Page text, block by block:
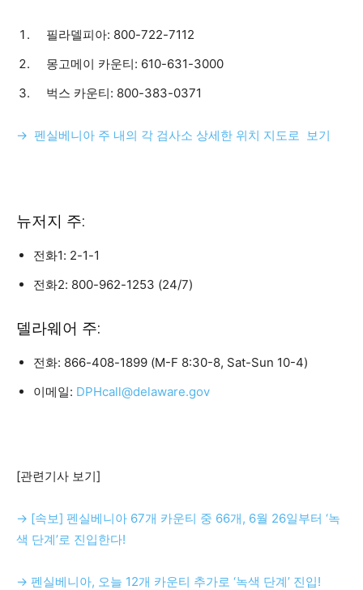
필라델피아: 800-722-7112
몽고메이 카운티: 610-631-3000
벅스 카운티: 800-383-0371
→ 펜실베니아 주 내의 각 검사소 상세한 위치 지도로 보기
뉴저지 주:
전화1: 2-1-1
전화2: 800-962-1253 (24/7)
델라웨어 주:
전화: 866-408-1899 (M-F 8:30-8, Sat-Sun 10-4)
이메일: DPHcall@delaware.gov
[관련기사 보기]
→ [속보] 펜실베니아 67개 카운티 중 66개, 6월 26일부터 ‘녹
색 단계’로 진입한다!
→ 펜실베니아, 오늘 12개 카운티 추가로 ‘녹색 단계’ 진입!